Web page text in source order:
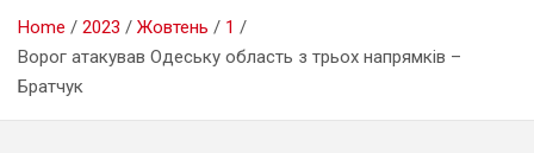
Home 2023 Жовтень
1
Ворог атакував Одеську область з трьох напрямків –
Братчук